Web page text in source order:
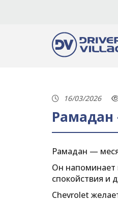
16/03/2026
Рамадан
Рамадан —
Он напоминает
спокойствия и
Chevrolet